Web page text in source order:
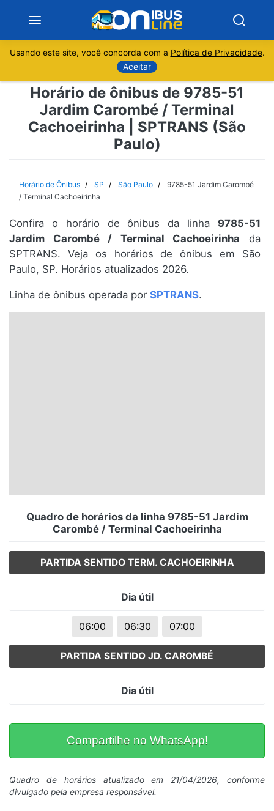
Sobre
Minas Gerais
Rio de Janeiro
Espírito Santo
Paraná
Usando este site, você concorda com a Política de Privacidade.
Aceitar
Horário de ônibus de 9785-51
Jardim Carombé / Terminal
Cachoeirinha | SPTRANS (São
Paulo)
Horário de Ônibus SP São Paulo
9785-51 Jardim Carombé
/ Terminal Cachoeirinha
Confira o horário de ônibus da linha 9785-51
Jardim Carombé / Terminal Cachoeirinha da
SPTRANS. Veja os horários de ônibus em São
Paulo, SP. Horários atualizados 2026.
Linha de ônibus operada por SPTRANS.
Quadro de horários da linha 9785-51 Jardim
Carombé / Terminal Cachoeirinha
PARTIDA SENTIDO TERM. CACHOEIRINHA
Dia útil
06:00 06:30 07:00
PARTIDA SENTIDO JD. CAROMBÉ
Dia útil
Compartilhe no WhatsApp!
Quadro de horários atualizado em 21/04/2026, conforme
divulgado pela empresa responsável.